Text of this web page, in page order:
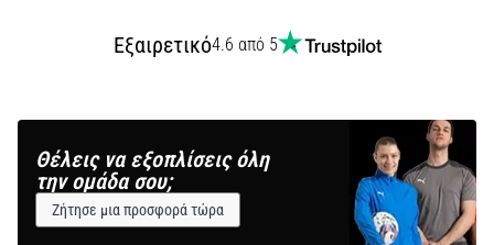
Εξαιρετικό4.6 από 5
Θέλεις να εξοπλίσεις όλη
την ομάδα σου;
Ζήτησε μια προσφορά τώρα